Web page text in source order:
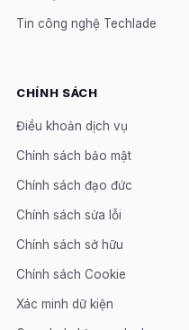
Tin công nghệ Techlade
CHÍNH SÁCH
Điều khoản dịch vụ
Chính sách bảo mật
Chính sách đạo đức
Chính sách sửa lỗi
Chính sách sở hữu
Chính sách Cookie
Xác minh dữ kiện